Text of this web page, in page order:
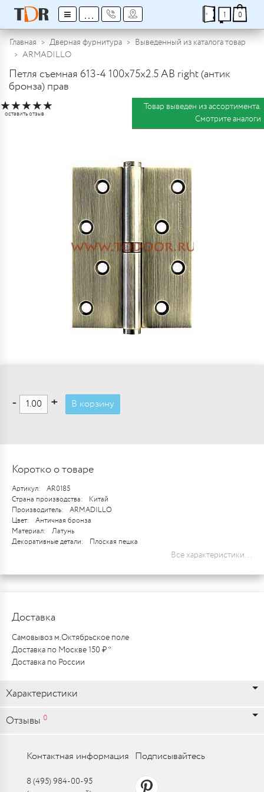
≡ ... 1 0
Главная Дверная фурнитура
Выведенный из каталога товар
ARMADILLO
Петля съемная 613-4 100х75х2.5 AB right (антик
бронза) прав
★★★★★
оставить отзыв
Товар выведен из ассортимента.
Смотрите аналоги
- + В корзину
Коротко о товаре
Артикул:
AR0185
Страна производства:
Китай
Производитель:
ARMADILLO
Цвет:
Античная бронза
Материал:
Латунь
Декоративные детали:
Плоская пешка
Все характеристики...
Доставка
Самовывоз м.Октябрьское поле
Доставка по Москве 150 ₽ *
Доставка по России
Характеристики
Отзывы 0
Контактная информация
8 (495) 984-00-95
Подписывайтесь